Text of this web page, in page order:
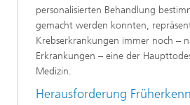
personalisierten Behandlung
gemacht werden konnten,
Krebserkrankungen immer noch –
Erkrankungen – eine der
Medizin.
Herausforderung